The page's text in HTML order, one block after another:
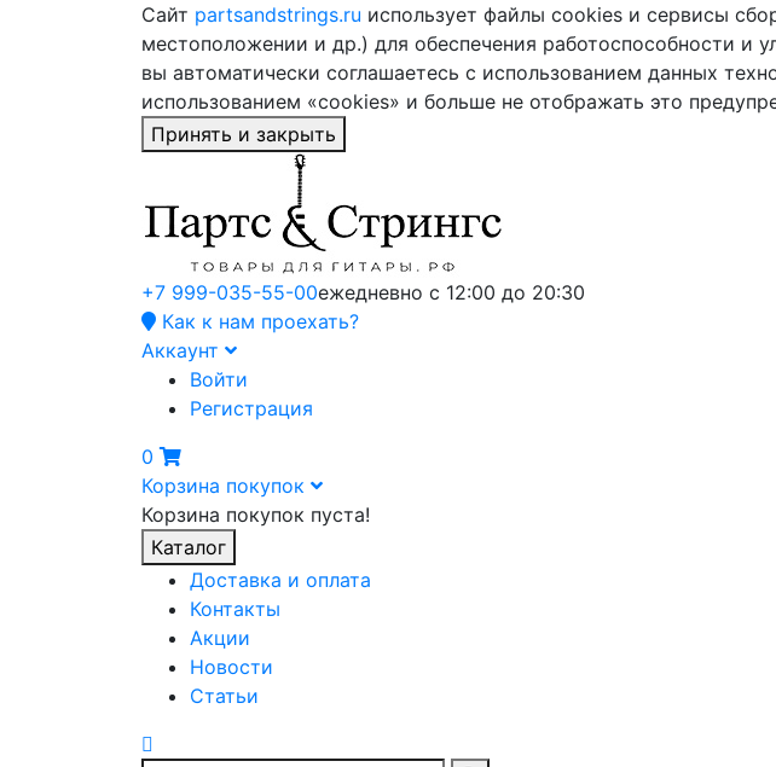
Сайт partsandstrings.ru использует файлы cookies и сервисы
местоположении и др.) для обеспечения работоспособности и
вы автоматически соглашаетесь с использованием данных
использованием «cookies» и больше не отображать это
Принять и закрыть
+7 999-035-55-00ежедневно с 12:00 до 20:30
Как к нам проехать?
Аккаунт
Войти
Регистрация
0
Корзина покупок
Корзина покупок пуста!
Каталог
Доставка и оплата
Контакты
Акции
Новости
Статьи